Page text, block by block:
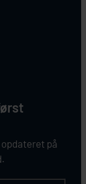
på